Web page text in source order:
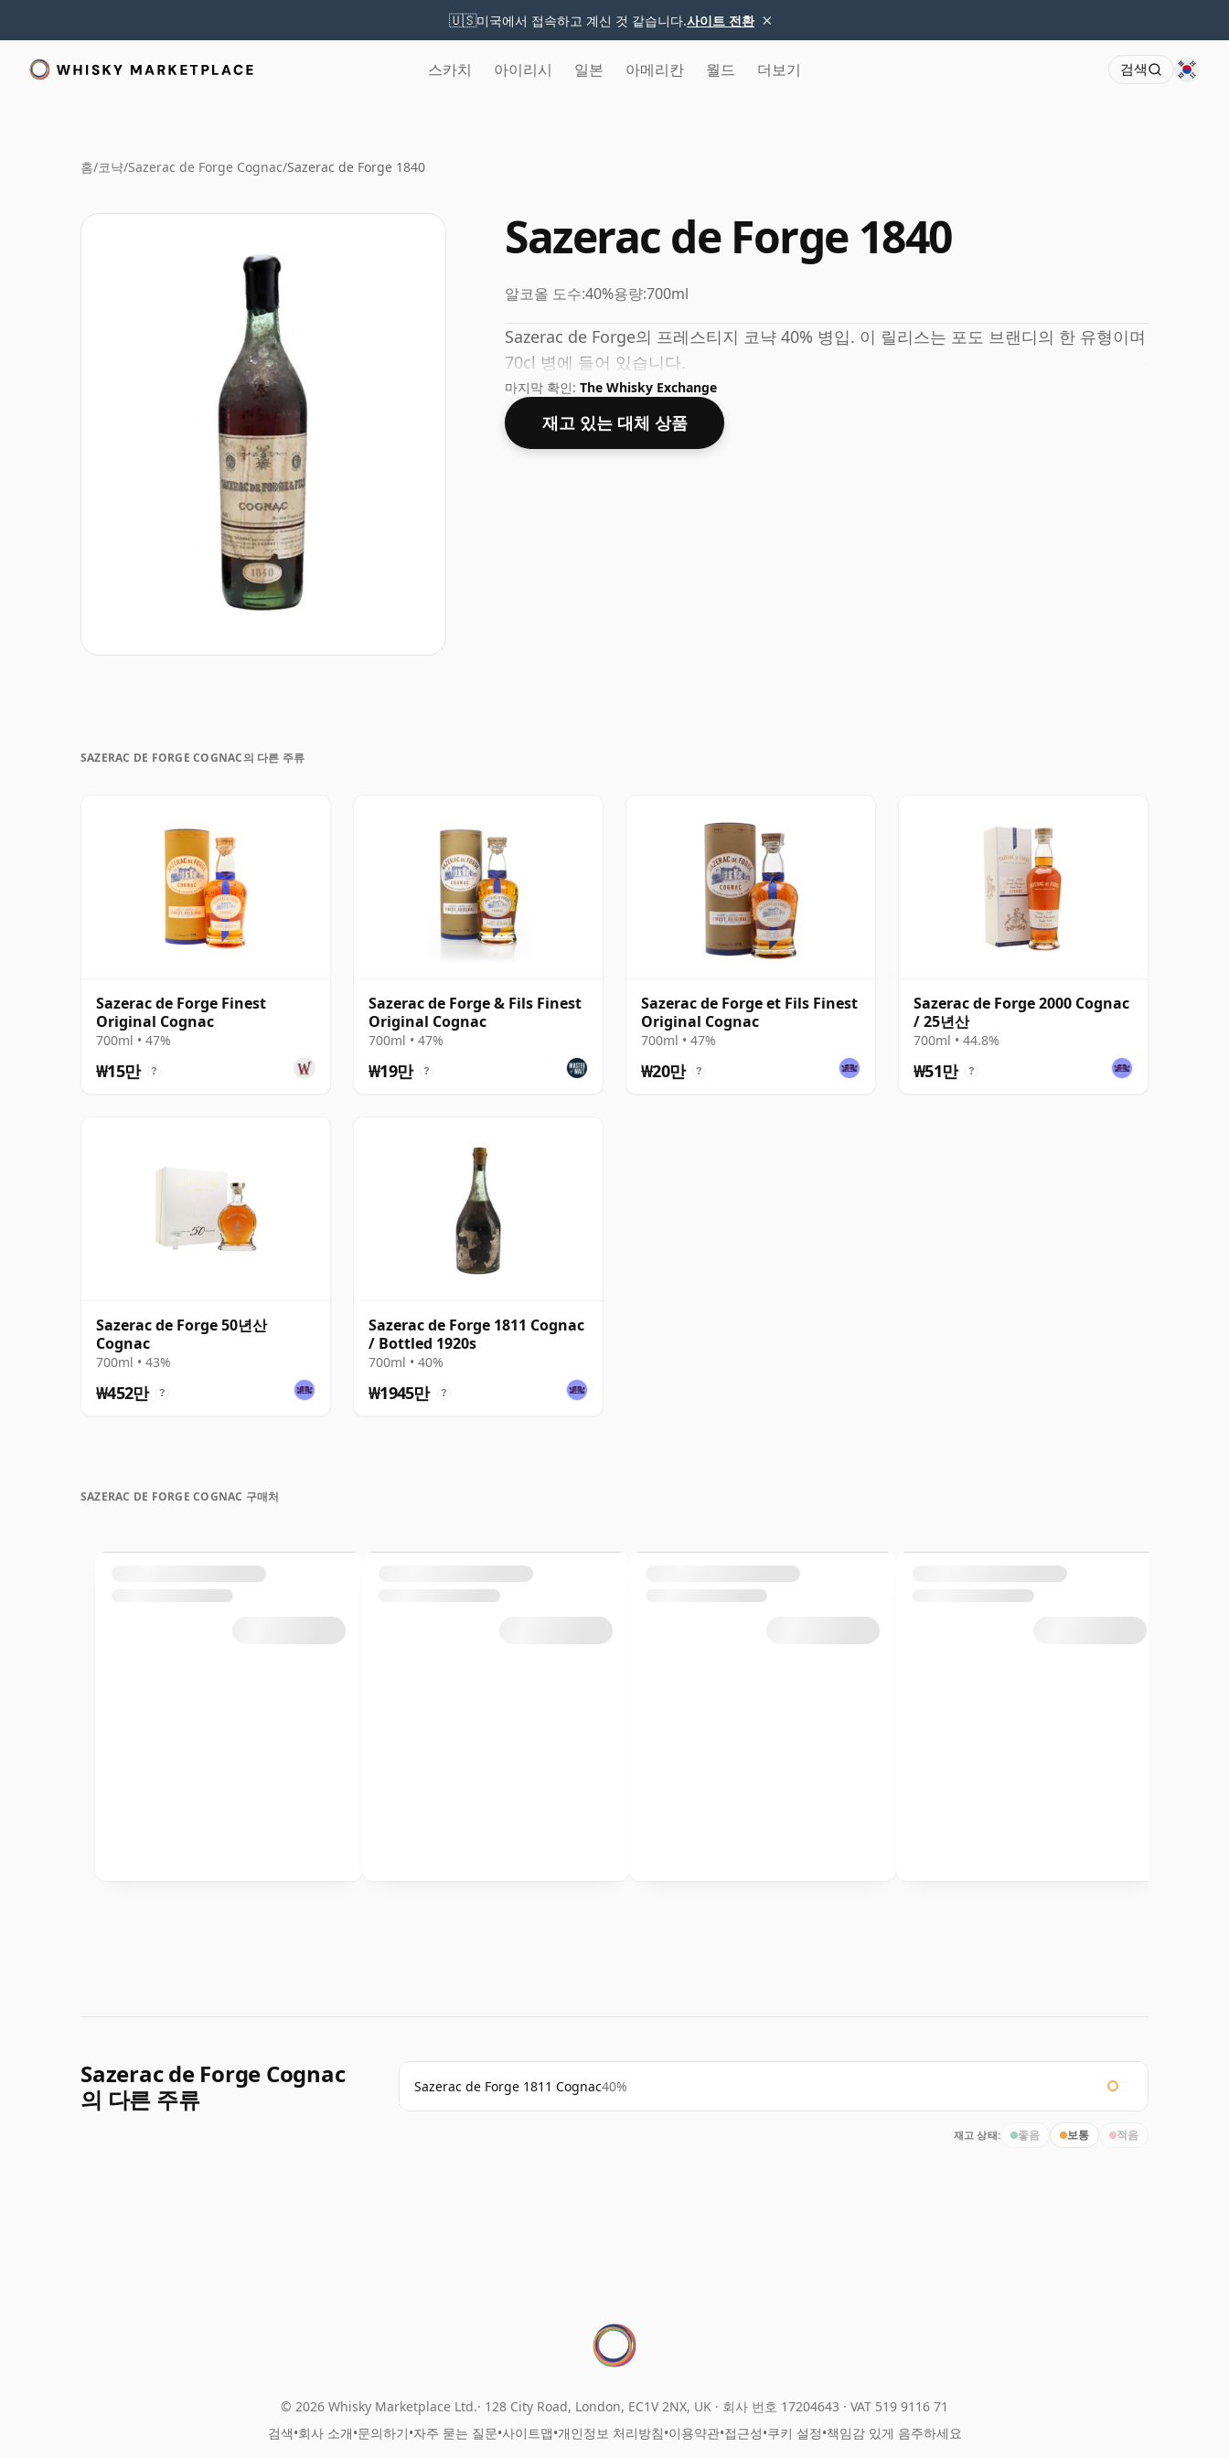
🇺🇸미국에서 접속하고 계신 것 같습니다.사이트 전환 ×
스카치 아이리시 일본 아메리칸 월드 더보기 검색
홈/코냑/Sazerac de Forge Cognac/Sazerac de Forge 1840
Sazerac de Forge 1840
알코올 도수:40%용량:700ml
Sazerac de Forge의 프레스티지 코냑 40% 병입. 이 릴리스는 포도 브랜디의 한 ​​유형이며
70cl 병에 들어 있습니다.
마지막 확인: The Whisky Exchange
재고 있는 대체 상품
SAZERAC DE FORGE COGNAC의 다른 주류
Sazerac de Forge Finest
Original Cognac
700ml • 47%
₩15만 ?
Sazerac de Forge & Fils Finest
Original Cognac
700ml • 47%
₩19만 ?
Sazerac de Forge et Fils Finest
Original Cognac
700ml • 47%
₩20만 ?
Sazerac de Forge 2000 Cognac
/ 25년산
700ml • 44.8%
₩51만 ?
Sazerac de Forge 50년산
Cognac
700ml • 43%
₩452만 ?
Sazerac de Forge 1811 Cognac
/ Bottled 1920s
700ml • 40%
₩1945만 ?
SAZERAC DE FORGE COGNAC 구매처
Sazerac de Forge Cognac
의 다른 주류
Sazerac de Forge 1811 Cognac40%
재고 상태: 좋음 보통 적음
© 2026 Whisky Marketplace Ltd. 128 City Road, London, EC1V 2NX, UK · 회사 번호 17204643 · VAT 519 9116 71
검색•회사 소개•문의하기•자주 묻는 질문•사이트맵•개인정보 처리방침•이용약관•접근성•쿠키 설정•책임감 있게 음주하세요